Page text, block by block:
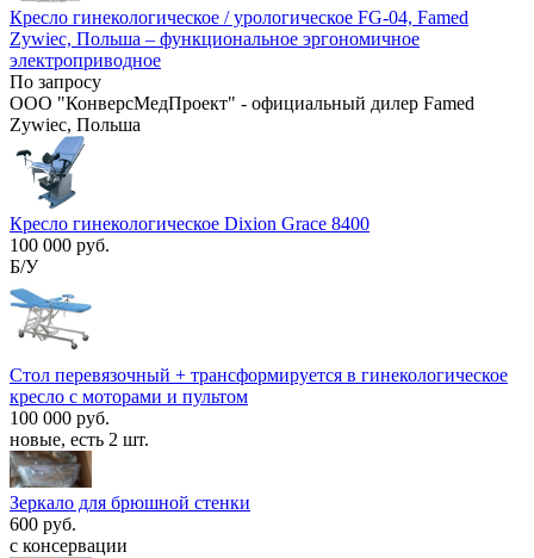
Кресло гинекологическое / урологическое FG-04, Famed
Zywiec, Польша – функциональное эргономичное
электроприводное
По запросу
ООО "КонверсМедПроект" - официальный дилер Famed
Zywiec, Польша
Кресло гинекологическое Dixion Grace 8400
100 000 руб.
Б/У
Стол перевязочный + трансформируется в гинекологическое
кресло с моторами и пультом
100 000 руб.
новые, есть 2 шт.
Зеркало для брюшной стенки
600 руб.
с консервации